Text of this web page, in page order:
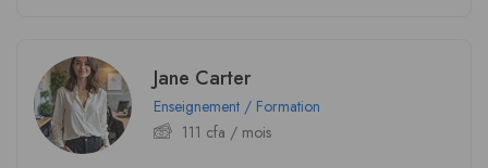
Jane Carter
Enseignement / Formation
111 cfa / mois